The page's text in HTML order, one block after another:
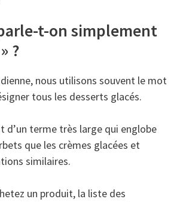
t-on simplement
?
nous utilisons souvent le mot
tous les desserts glacés.
d’un terme très large qui englobe
que les crèmes glacées et
similaires.
un produit, la liste des